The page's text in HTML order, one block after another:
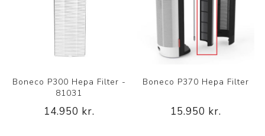
Boneco P300 Hepa Filter -
81031
14.950 kr.
Boneco P370 Hepa Filter
15.950 kr.